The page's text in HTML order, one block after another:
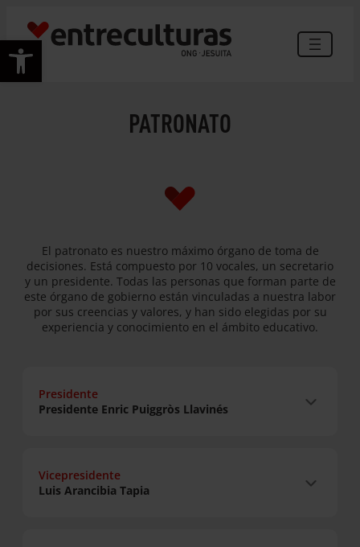
Abrir barra de herramientas
contenido
PATRONATO
El patronato es nuestro máximo órgano de toma de
decisiones. Está compuesto por 10 vocales, un secretario
y un presidente. Todas las personas que forman parte de
este órgano de gobierno están vinculadas a nuestra labor
por sus creencias y valores, y han sido elegidas por su
experiencia y conocimiento en el ámbito educativo.
Presidente
Presidente Enric Puiggròs Llavinés
Vicepresidente
Luis Arancibia Tapia